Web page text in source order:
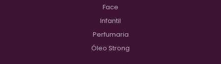
Face
Infantil
Perfumaria
Óleo Strong